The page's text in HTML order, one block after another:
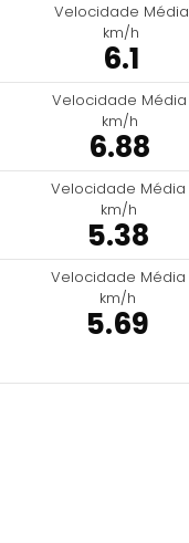
Velocidade Média
km/h
6.1
Velocidade Média
km/h
6.88
Velocidade Média
km/h
5.38
Velocidade Média
km/h
5.69